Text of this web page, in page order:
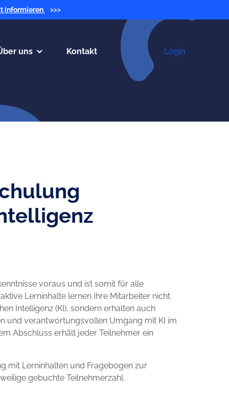
informieren >>>
uns Kontakt Login
voraus und ist somit für alle
Lerninhalte lernen Ihre Mitarbeiter nicht
Intelligenz (KI), sondern erhalten auch
und verantwortungsvollen Umgang mit KI im
Abschluss erhält jeder Teilnehmer ein
mit Lerninhalten und Fragebogen zur
gebuchte Teilnehmerzahl.